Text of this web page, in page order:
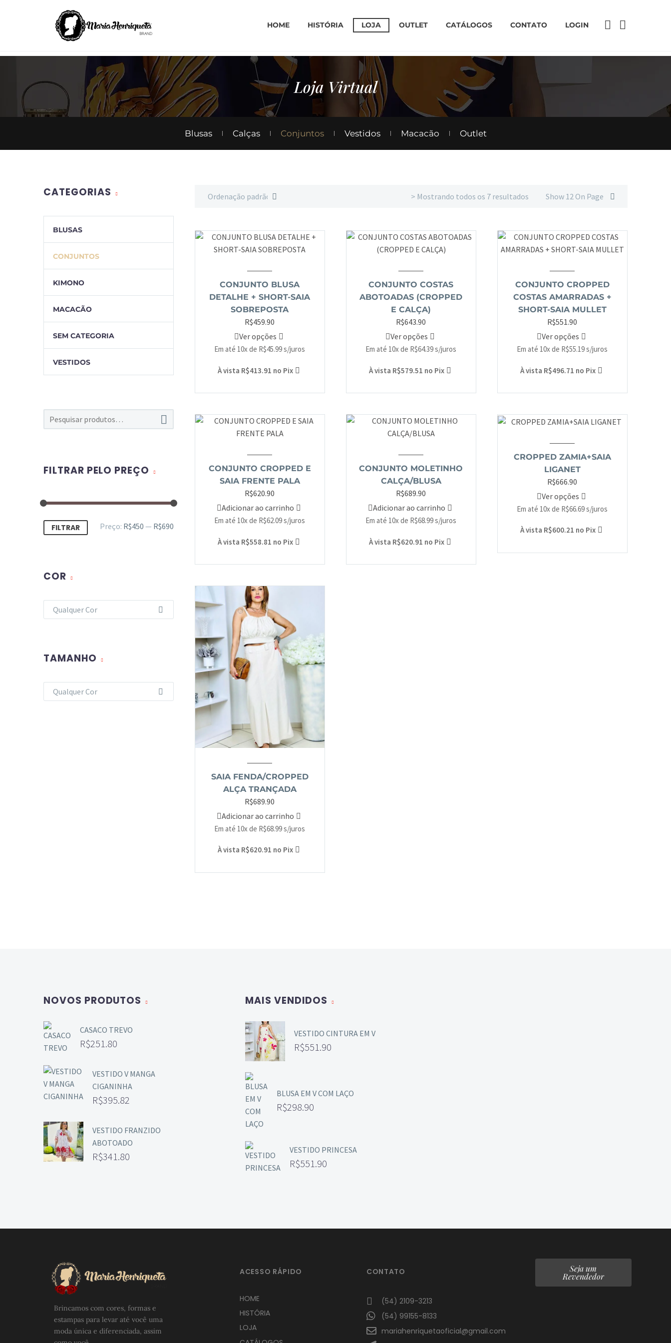
HOME HISTÓRIA LOJA OUTLET CATÁLOGOS CONTATO LOGIN
Loja Virtual
Blusas Calças Conjuntos Vestidos Macacão Outlet
Ordenação padrão Show 12 On Page
> Mostrando todos os 7 resultados
CONJUNTO BLUSA
DETALHE + SHORT-SAIA
SOBREPOSTA
R$459.90
Ver opções
Em até 10x de R$45.99s/juros
À vista R$413.91 no Pix
CONJUNTO COSTAS
ABOTOADAS (CROPPED
E CALÇA)
R$643.90
Ver opções
Em até 10x de R$64.39s/juros
À vista R$579.51 no Pix
CONJUNTO CROPPED
COSTAS AMARRADAS +
SHORT-SAIA MULLET
R$551.90
Ver opções
Em até 10x de R$55.19s/juros
À vista R$496.71 no Pix
CONJUNTO CROPPED E
SAIA FRENTE PALA
R$620.90
Adicionar ao carrinho
Em até 10x de R$62.09s/juros
À vista R$558.81 no Pix
CONJUNTO MOLETINHO
CALÇA/BLUSA
R$689.90
Adicionar ao carrinho
Em até 10x de R$68.99s/juros
À vista R$620.91 no Pix
CROPPED ZAMIA+SAIA
LIGANET
R$666.90
Ver opções
Em até 10x de R$66.69s/juros
À vista R$600.21 no Pix
SAIA FENDA/CROPPED
ALÇA TRANÇADA
R$689.90
Adicionar ao carrinho
Em até 10x de R$68.99s/juros
À vista R$620.91 no Pix
CATEGORIAS
BLUSAS
CONJUNTOS
KIMONO
MACACÃO
SEM CATEGORIA
VESTIDOS

FILTRAR PELO PREÇO
FILTRAR Preço: R$450 — R$690
COR
Qualquer Cor
TAMANHO
Qualquer Cor
NOVOS PRODUTOS
CASACO TREVO
R$251.80
VESTIDO V MANGA
CIGANINHA
R$395.82
VESTIDO FRANZIDO
ABOTOADO
R$341.80
MAIS VENDIDOS
VESTIDO CINTURA EM V
R$551.90
BLUSA EM V COM LAÇO
R$298.90
VESTIDO PRINCESA
R$551.90
Brincamos com cores, formas e
estampas para levar até você uma
moda única e diferenciada, assim
ACESSO RÁPIDO
HOME
HISTÓRIA
LOJA
CONTATO
(54) 2109-3213
(54) 99155-8133
mariahenriquetaoficial@gmail.com
Seja um
Revendedor